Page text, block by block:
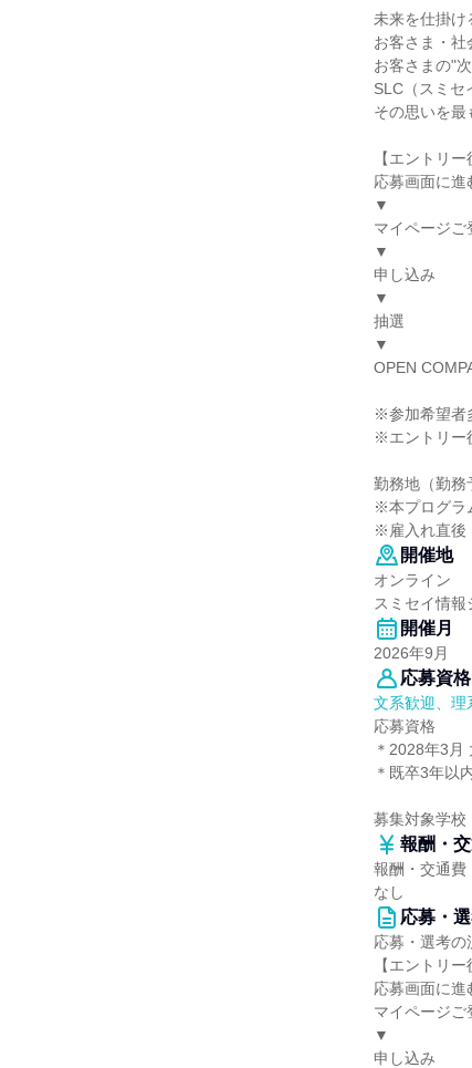
未来を仕掛け
お客さま・社
お客さまの"
SLC（スミセ
その思いを最
【エントリー
応募画面に進
▼
マイページご
▼
申し込み
▼
抽選
▼
OPEN
※参加希望者
※エントリー
勤務地（勤務
※本プログラ
※雇入れ直後
開催地
オンライン
スミセイ情報
開催月
2026年9月
応募資格
文系歓迎、理
応募資格
＊2028年3月
＊既卒3年以
募集対象学校
報酬・
報酬・交通費
なし
応募・
応募・選考の
【エントリー
応募画面に進
マイページご
▼
申し込み